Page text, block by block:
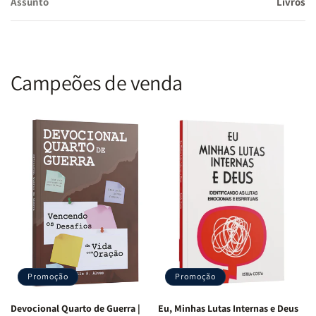
Campeões de venda
Promoção
Devocional Quarto de Guerra |
Promoção
Eu, Minhas Lutas Internas e Deus